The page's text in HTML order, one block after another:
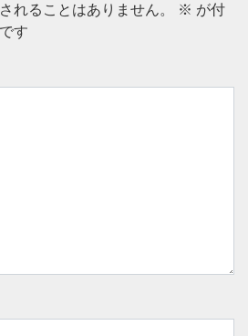
れることはありません。 ※ が付
す